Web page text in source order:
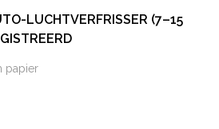
LUCHTVERFRISSER (7–15
papier